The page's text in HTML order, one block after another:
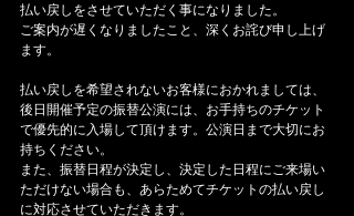
払い戻しをさせていただく事になりました。
ご案内が遅くなりましたこと、深くお詫び申し上げ
ます。
払い戻しを希望されないお客様におかれましては、
後日開催予定の振替公演には、お手持ちのチケット
で優先的に入場して頂けます。公演日まで大切にお
持ちください。
また、振替日程が決定し、決定した日程にご来場い
ただけない場合も、あらためてチケットの払い戻し
に対応させていただきます。